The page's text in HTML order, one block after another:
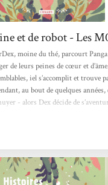
et de robot - Les
moine du thé, parcourt
de leurs peines de cœur et
iel s’accomplit et trouve
au bout de quelques
- alors Dex décide de
- un recyclé sauvage, c’est-